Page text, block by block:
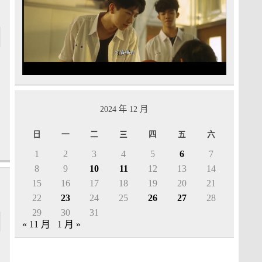
2024 年 12 月
日 一 二 三 四 五 六
1 2 3 4 5 6
7
8
9 10 11 12 13
14
15
16 17 18 19 20
21
22
23 24 25 26 27
28
29
30
31
« 11 月
1 月 »